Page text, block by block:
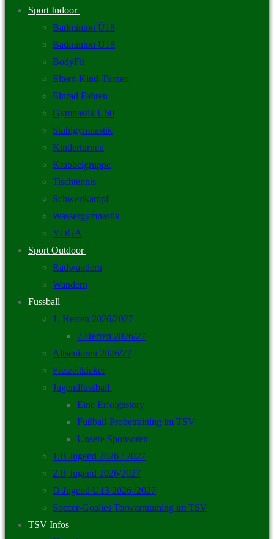
Sport Indoor
Badminton Ü18
Badminton U18
BodyFit
Eltern-Kind-Turnen
Einrad Fahren
Gymnastik Ü50
Stuhlgymnastik
Kinderturnen
Krabbelgruppe
Tischtennis
Schwertkampf
Wassergymnastik
YOGA
Sport Outdoor
Radwandern
Wandern
Fussball
1. Herren 2026/2027
2.Herren 2026/27
Altsenioren 2026/27
Freizeitkicker
Jugendfussball
Eine Erfolgsstory
Fußball-Probetraining im TSV
Unsere Sponsoren
1.B Jugend 2026 / 2027
2.B Jugend 2026/2027
D Jugend U13 2026 /2027
Soccer-Goalies Torwarttraining im TSV
TSV Infos